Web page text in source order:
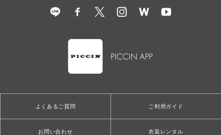
よくあるご質問 ご利用ガイド
お問い合わせ 衣装レンタル